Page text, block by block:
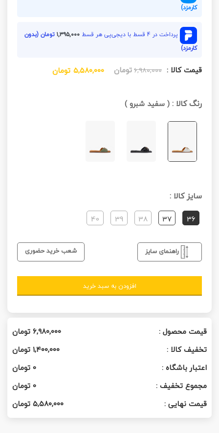
کارمزد)
پرداخت در 4 قسط با دیجی‌پی هر قسط ۱,۳۹۵,۰۰۰تومان (بدون
کارمزد)
قیمت کالا : ۶,۹۸۰,۰۰۰تومان ۵,۵۸۰,۰۰۰ تومان
رنگ کالا :(سفید شبرو)
سایز کالا :
36
37
38
39
40
راهنمای سایز شعب خرید حضوری
افزودن به سبد خرید
قیمت محصول : ۶,۹۸۰,۰۰۰تومان
تخفیف کالا :
۱,۴۰۰,۰۰۰ تومان
اعتبار باشگاه :
0تومان
مجموع تخفیف :
0تومان
قیمت نهایی :
۵,۵۸۰,۰۰۰تومان